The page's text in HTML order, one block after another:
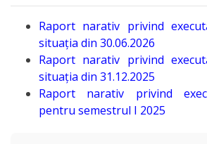
și
Proiecte
Strategii
Raport narativ privind
situația din 30.06.2026
Raport narativ privind
situația din 31.12.2025
Raport narativ privind
pentru semestrul I 2025